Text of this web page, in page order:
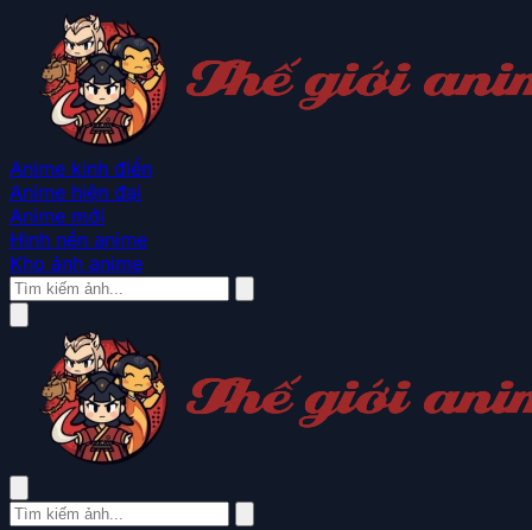
Anime kinh điển
Anime hiện đại
Anime mới
Hình nền anime
Kho ảnh anime